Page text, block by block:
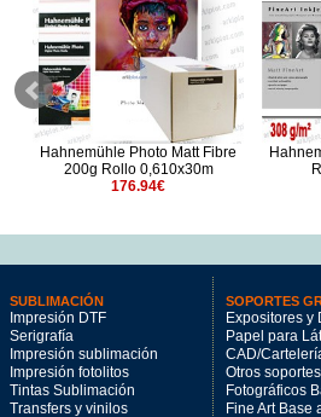
Hahnemühle Photo Matt Fibre
200g Rollo 0,610x30m
176.94€
SUBLIMACIÓN
Impresión DTF
Serigrafía
Impresión sublimación
Impresión fotolitos
Tintas Sublimación
Transfers y vinilos
SOPORTES
Expositores y
Papel para
CAD/
Otros soportes
Fotográficos
Fine Art Base